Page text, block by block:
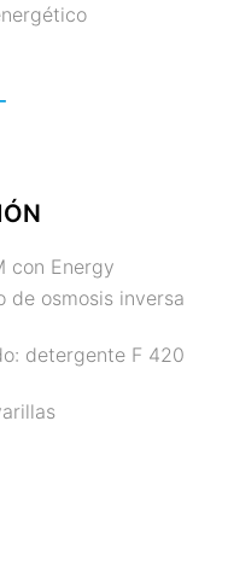
con Energy
de osmosis inversa
detergente F 420